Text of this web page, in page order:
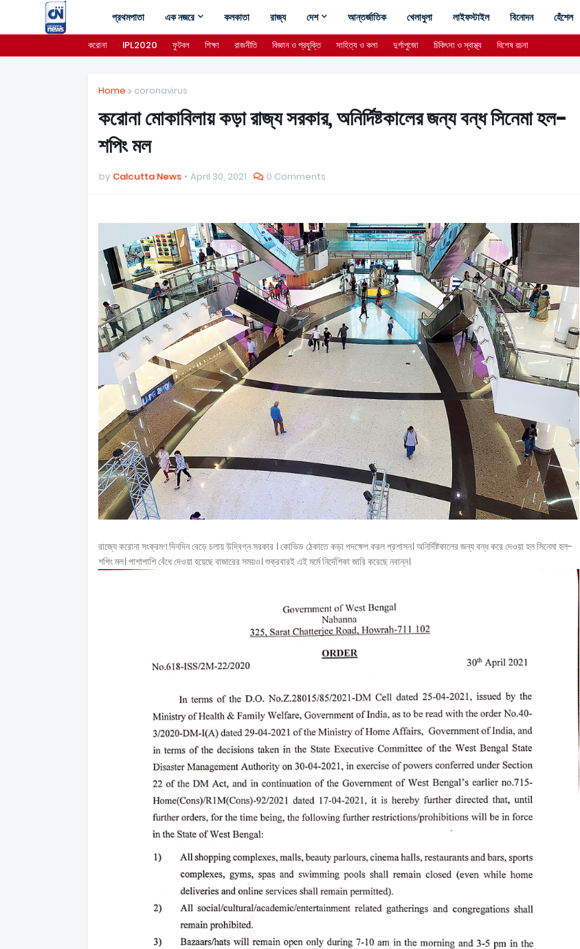
প্রথমপাতা এক নজরে কলকাতা রাজ্য দেশ আন্তর্জাতিক খেলাধুলা লাইফস্টাইল বিনোদন হেঁশেল
করোনা IPL2020 ফুটবল শিক্ষা রাজনীতি বিজ্ঞান ও প্রযুক্তি সাহিত্য ও কলা দুর্গাপুজো চিকিৎসা ও স্বাস্থ্য বিশেষ রচনা
Home coronavirus
করোনা মোকাবিলায় কড়া রাজ্য সরকার, অনির্দিষ্টকালের জন্য বন্ধ সিনেমা হল-
শপিং মল
by Calcutta News April 30, 2021 0 Comments
রাজ্যে করোনা সংক্রমণ দিনদিন বেড়ে চলায় উদ্বিগ্ন সরকার । কোভিড ঠেকাতে কড়া পদক্ষেপ করল প্রশাসন। অনির্দিষ্টকালের জন্য বন্ধ করে দেওয়া হল সিনেমা হল-
শপিং মল। পাশাপাশি বেঁধে দেওয়া হয়েছে বাজারের সময়ও। শুক্রবারই এই মর্মে নির্দেশিকা জারি করেছে নবান্ন।